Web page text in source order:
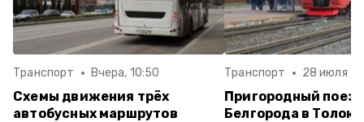
Транспорт Вчера, 10:50
Схемы движения трёх
автобусных маршрутов
Транспорт 28 июля ,
Пригородный
Белгорода в